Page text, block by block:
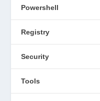
Powershell
Registry
Security
Tools